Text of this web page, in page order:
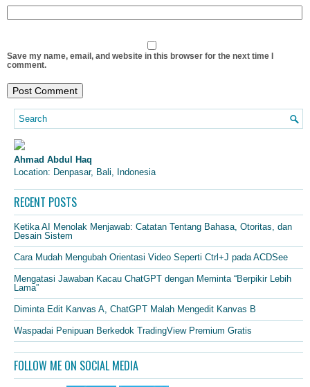
Save my name, email, and website in this browser for the next time I
comment.
Ahmad Abdul Haq
Location: Denpasar, Bali, Indonesia
RECENT POSTS
Ketika AI Menolak Menjawab: Catatan Tentang Bahasa, Otoritas, dan
Desain Sistem
Cara Mudah Mengubah Orientasi Video Seperti Ctrl+J pada ACDSee
Mengatasi Jawaban Kacau ChatGPT dengan Meminta “Berpikir Lebih
Lama”
Diminta Edit Kanvas A, ChatGPT Malah Mengedit Kanvas B
Waspadai Penipuan Berkedok TradingView Premium Gratis
FOLLOW ME ON SOCIAL MEDIA